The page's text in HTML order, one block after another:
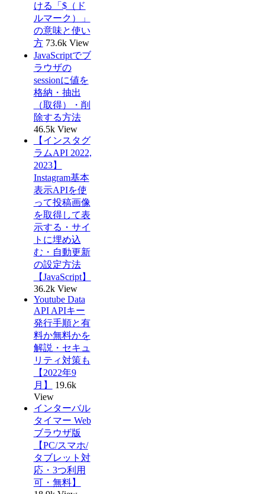
ける「$（ド
ルマーク）」
の意味と使い
方 73.6k View
JavaScriptでブ
ラウザの
sessionに値を
格納・抽出
（取得）・削
除する方法
46.5k View
【インスタグ
ラムAPI 2022,
2023】
Instagram基本
表示APIを使
って投稿画像
を取得して表
示する・サイ
トに埋め込
む・自動更新
の設定方法
【JavaScript】
36.2k View
Youtube Data
API APIキー
発行手順と有
料か無料かを
解説・セキュ
リティ対策も
【2022年9
月】
19.6k
View
インターバル
タイマー Web
ブラウザ版
【PC/スマホ/
タブレット対
応・3つ利用
可・無料】